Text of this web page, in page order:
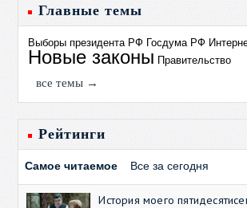
Главные темы
Выборы президента РФ Госдума РФ
Новые законы Правительство
все темы →
Рейтинги
Самое читаемое Все за сегодня
История моего